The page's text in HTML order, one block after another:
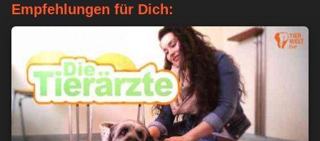
Empfehlungen für Dich: